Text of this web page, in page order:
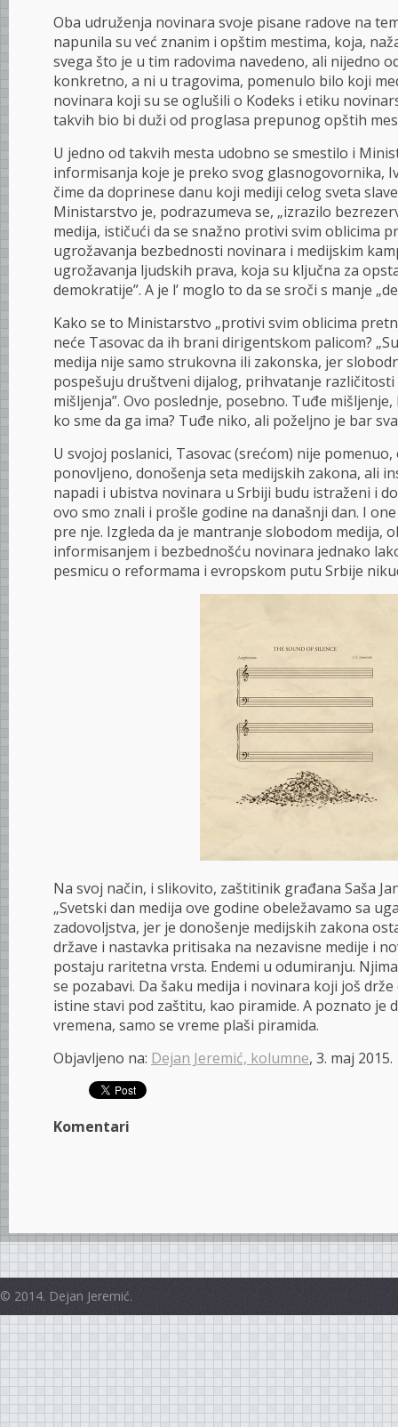
Oba udruženja novinara svoje pisane radove na
napunila su već znanim i opštim mestima, koja,
svega što je u tim radovima navedeno, ali nijedno
konkretno, a ni u tragovima, pomenulo bilo koji
novinara koji su se oglušili o Kodeks i etiku
takvih bio bi duži od proglasa prepunog opštih
U jedno od takvih mesta udobno se smestilo i
informisanja koje je preko svog glasnogovornika,
čime da doprinese danu koji mediji celog sveta
Ministarstvo je, podrazumeva se, „izrazilo
medija, ističući da se snažno protivi svim oblicima
ugrožavanja bezbednosti novinara i medijskim
ugrožavanja ljudskih prava, koja su ključna za
demokratije”. A je l’ moglo to da se sroči s manje
Kako se to Ministarstvo „protivi svim oblicima
neće Tasovac da ih brani dirigentskom palicom?
medija nije samo strukovna ili zakonska, jer
pospešuju društveni dijalog, prihvatanje
mišljenja”. Ovo poslednje, posebno. Tuđe
ko sme da ga ima? Tuđe niko, ali poželjno je bar
U svojoj poslanici, Tasovac (srećom) nije
ponovljeno, donošenja seta medijskih zakona, ali
napadi i ubistva novinara u Srbiji budu istraženi i
ovo smo znali i prošle godine na današnji dan. I
pre nje. Izgleda da je mantranje slobodom medija,
informisanjem i bezbednošću novinara jednako
pesmicu o reformama i evropskom putu Srbije
Na svoj način, i slikovito, zaštitinik građana Saša
„Svetski dan medija ove godine obeležavamo sa
zadovoljstva, jer je donošenje medijskih zakona
države i nastavka pritisaka na nezavisne medije i
postaju raritetna vrsta. Endemi u odumiranju.
se pozabavi. Da šaku medija i novinara koji još
istine stavi pod zaštitu, kao piramide. A poznato je
vremena, samo se vreme plaši piramida.
Objavljeno na: Dejan Jeremić, kolumne, 3. maj 2015.
Komentari
© 2014. Dejan Jeremić.